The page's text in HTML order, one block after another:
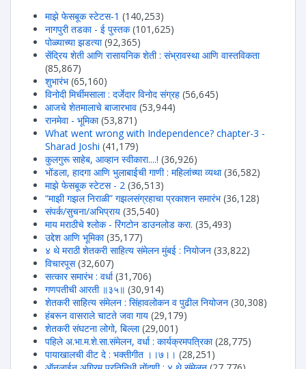
माझे फेसबूक स्टेटस-1 (140,253)
नागपुरी तडका - ई पुस्तक (101,625)
पोळ्याच्या झडत्या (92,365)
सेंद्रिय शेती आणि रासायनिक शेती : संभ्रावस्था आणि वास्तविकता
(85,867)
शुभारंभ (65,160)
विनोदी मिर्चीमसाला : दर्जेदार विनोद संग्रह (56,645)
आजचे शेतमालाचे बाजारभाव (53,944)
रानमेवा - भूमिका (53,871)
What went wrong with Independence? chapter-3 -
Sharad Joshi (41,179)
कुलगुरू साहेब, आव्हान स्वीकारा....! (36,926)
भोंडला, हादगा आणि भुलाबाईची गाणी : महिलांच्या व्यथा (36,582)
माझे फेसबूक स्टेटस - 2 (36,513)
“माझी गझल निराळी” गझलसंग्रहाचा प्रकाशन समारंभ (36,128)
संपर्क/सुचना/अभिप्राय (35,540)
माय मराठीचे श्लोक - रिंगटोन डाउनलोड करा. (35,493)
उद्देश आणि भूमिका (35,177)
४ थे मराठी शेतकरी साहित्य संमेलन मुंबई : नियोजन (33,822)
विचारपूस (32,607)
सत्कार समारंभ : वर्धा (31,706)
गणपतीची आरती ॥३५॥ (30,914)
शेतकरी साहित्य संमेलन : सिंहावलोकन व पुढील नियोजन (30,308)
हंबरून वासराले चाटते जवा गाय (29,179)
शेतकरी संघटना लोगो, बिल्ला (29,001)
पहिले अ.भा.म.शे.सा.संमेलन, वर्धा : कार्यक्रमपत्रिका (28,775)
पायाखालची वीट दे : भक्तीगीत ।।७।। (28,251)